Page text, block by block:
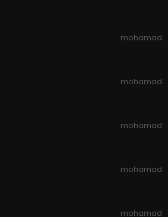
mohamad
mohamad
mohamad
mohamad
mohamad